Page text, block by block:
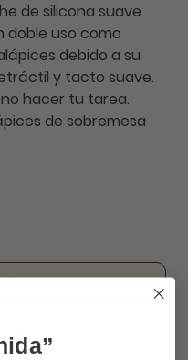
de silicona suave
doble uso como
debido a su
y tacto suave.
hacer tu tarea.
de sobremesa